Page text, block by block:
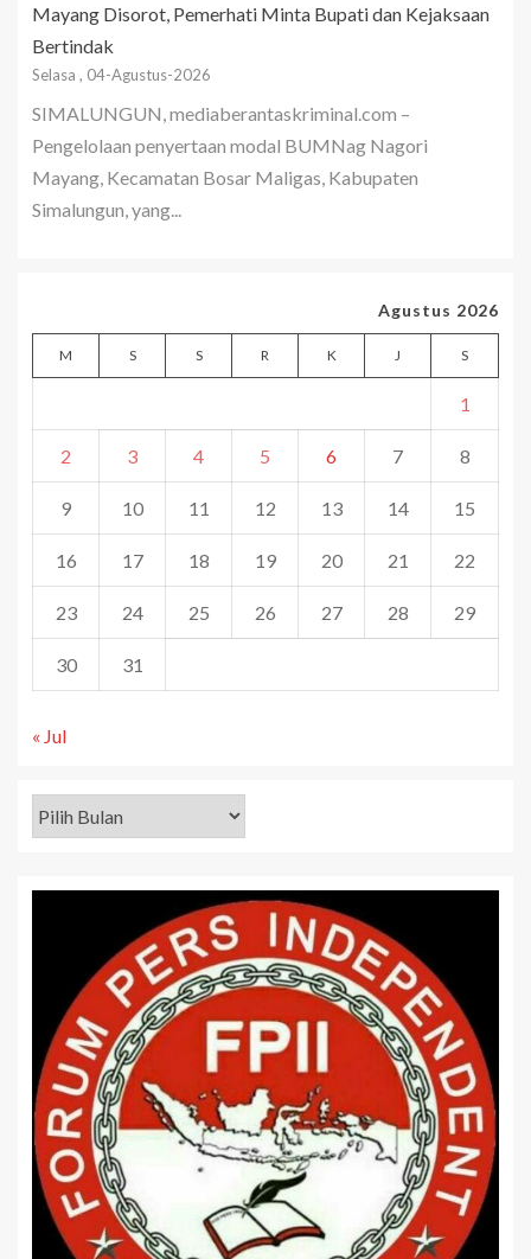
Mayang Disorot, Pemerhati Minta Bupati dan Kejaksaan
Bertindak
Selasa , 04-Agustus-2026
SIMALUNGUN, mediaberantaskriminal.com –
Pengelolaan penyertaan modal BUMNag Nagori
Mayang, Kecamatan Bosar Maligas, Kabupaten
Simalungun, yang...
Agustus 2026
M S S R K J S
1
2 3 4 5 6 7 8
9 10 11 12 13 14 15
16 17 18 19 20 21 22
23 24 25 26 27 28 29
30 31
« Jul